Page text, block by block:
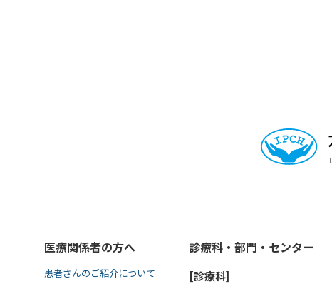
医療関係者の方へ
患者さんのご紹介について
診療科・部門・センター
[診療科]